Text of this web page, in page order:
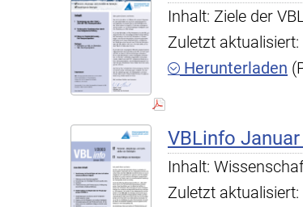
Inhalt: Ziele der
Zuletzt
Herunterladen
VBLinfo
Inhalt:
Zuletzt